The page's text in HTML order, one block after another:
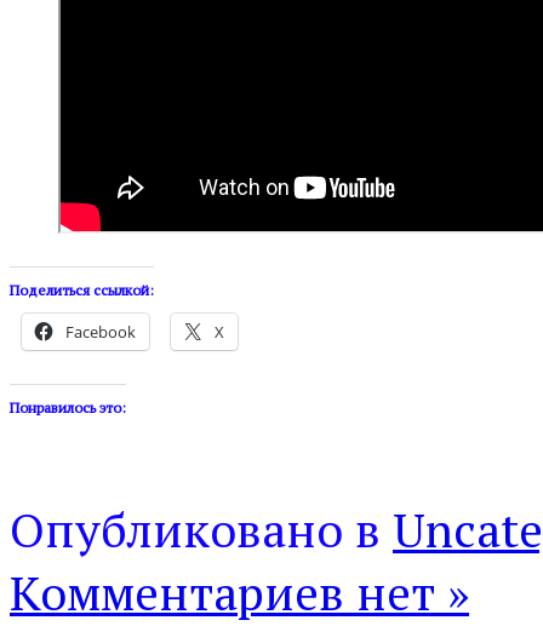
Поделиться ссылкой:
Facebook X
Понравилось это:
Опубликовано в
Комментариев нет »